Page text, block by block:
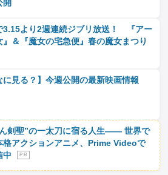
開
3.15より2週連続ジブリ放送！ 『アー
』＆『魔女の宅急便』春の魔女まつり
に見る？】今週公開の最新映画情報
剣聖”の一太刀に宿る人生―― 世界で
格アクションアニメ、Prime Videoで
中
P R